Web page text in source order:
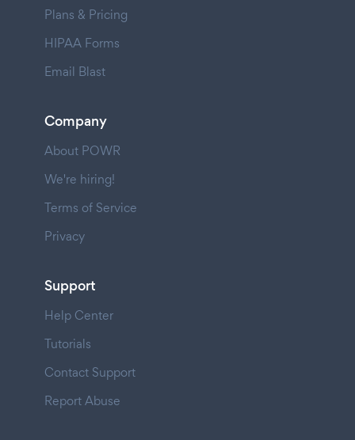
Plans & Pricing
HIPAA Forms
Email Blast
Company
About POWR
We're hiring!
Terms of Service
Privacy
Support
Help Center
Tutorials
Contact Support
Report Abuse